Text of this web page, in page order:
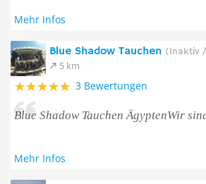
Mehr Infos
Blue Shadow Tauchen (Inaktiv
5 km
3 Bewertungen
Blue Shadow Tauchen ÄgyptenWir
Mehr Infos